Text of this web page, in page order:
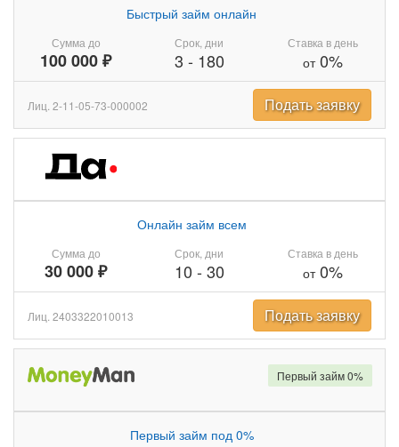
Сумма до
100 000 ₽
Быстрый займ онлайн
Срок, дни
3 - 180
Ставка в день
от0%
Лиц. 2-11-05-73-000002 Подать заявку
Сумма до
30 000 ₽
Онлайн займ всем
Срок, дни
10 - 30
Ставка в день
от0%
Лиц. 2403322010013 Подать заявку
Первый займ под 0%
Первый займ 0%